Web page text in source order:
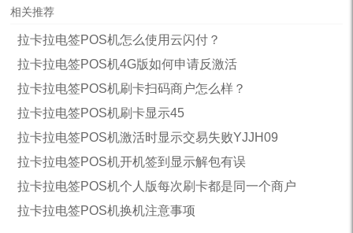
相关推荐
拉卡拉电签POS机怎么使用云闪付？
拉卡拉电签POS机4G版如何申请反激活
拉卡拉电签POS机刷卡扫码商户怎么样？
拉卡拉电签POS机刷卡显示45
拉卡拉电签POS机激活时显示交易失败YJJH09
拉卡拉电签POS机开机签到显示解包有误
拉卡拉电签POS机个人版每次刷卡都是同一个商户
拉卡拉电签POS机换机注意事项